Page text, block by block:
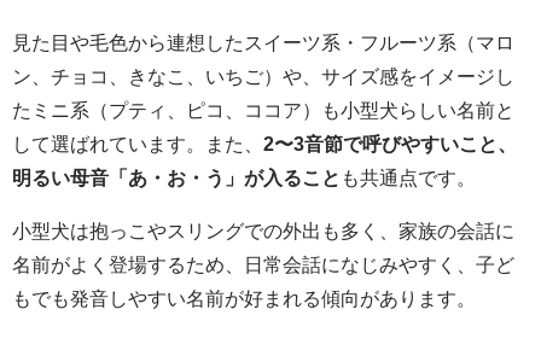
見た目や毛色から連想したスイーツ系・フルーツ系（マロ
ン、チョコ、きなこ、いちご）や、サイズ感をイメージし
たミニ系（プティ、ピコ、ココア）も小型犬らしい名前と
して選ばれています。また、 2〜3音節で呼びやすいこと、
明るい母音「あ・お・う」が入ること も共通点です。
小型犬は抱っこやスリングでの外出も多く、家族の会話に
名前がよく登場するため、日常会話になじみやすく、子ど
もでも発音しやすい名前が好まれる傾向があります。